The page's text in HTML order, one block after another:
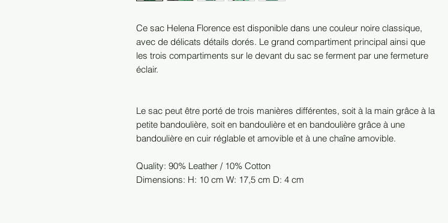
Ce sac Helena Florence est disponible dans une couleur noire classique,
avec de délicats détails dorés. Le grand compartiment principal ainsi que
les trois compartiments sur le devant du sac se ferment par une fermeture
éclair.
Le sac peut être porté de trois manières différentes, soit à la main grâce à la
petite bandoulière, soit en bandoulière et en bandoulière grâce à une
bandoulière en cuir réglable et amovible et à une chaîne amovible.
Quality: 90% Leather / 10% Cotton
Dimensions: H: 10 cm W: 17,5 cm D: 4 cm